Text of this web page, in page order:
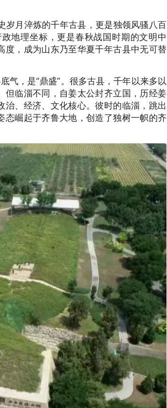
岁月淬炼的千年古县，更是独领风骚八百
地理坐标，更是春秋战国时期的文明中
度，成为山东乃至华夏千年古县中无可替
气，是“鼎盛”。很多古县，千年以来多以
但临淄不同，自姜太公封齐立国，历经姜
、经济、文化核心。彼时的临淄，跳出
崛起于齐鲁大地，创造了独树一帜的齐